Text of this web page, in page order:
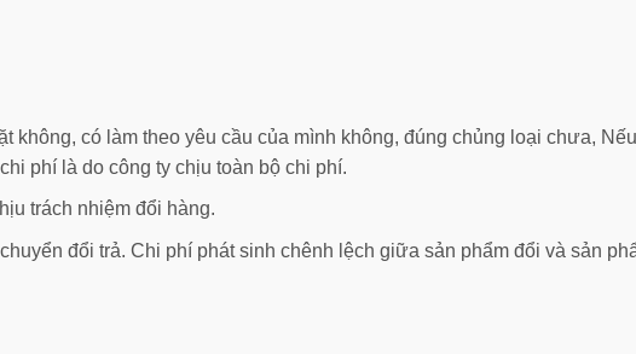
không, có làm theo yêu cầu của mình không, đúng chủng loại chưa,
phí là do công ty chịu toàn bộ chi phí.
trách nhiệm đổi hàng.
đổi trả. Chi phí phát sinh chênh lệch giữa sản phẩm đổi và sản